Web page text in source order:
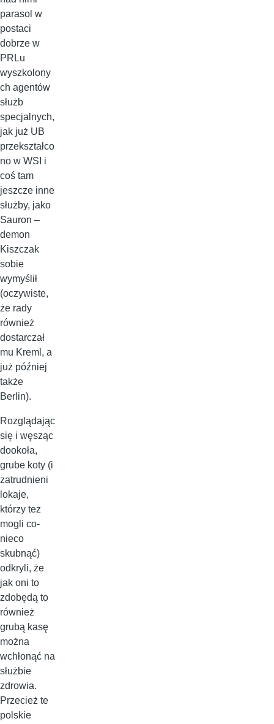
parasol w
postaci
dobrze w
PRLu
wyszkolony
ch agentów
służb
specjalnych,
jak już UB
przekształco
no w WSI i
coś tam
jeszcze inne
służby, jako
Sauron –
demon
Kiszczak
sobie
wymyślił
(oczywiste,
że rady
również
dostarczał
mu Kreml, a
już później
także
Berlin).
Rozglądając
się i węsząc
dookoła,
grube koty (i
zatrudnieni
lokaje,
którzy tez
mogli co-
nieco
skubnąć)
odkryli, że
jak oni to
zdobędą to
również
grubą kasę
można
wchłonąć na
służbie
zdrowia.
Przecież te
polskie